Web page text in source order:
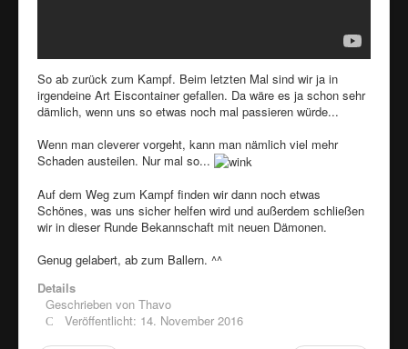
So ab zurück zum Kampf. Beim letzten Mal sind wir ja in
irgendeine Art Eiscontainer gefallen. Da wäre es ja schon sehr
dämlich, wenn uns so etwas noch mal passieren würde...
Wenn man cleverer vorgeht, kann man nämlich viel mehr
Schaden austeilen. Nur mal so...
Auf dem Weg zum Kampf finden wir dann noch etwas
Schönes, was uns sicher helfen wird und außerdem schließen
wir in dieser Runde Bekannschaft mit neuen Dämonen.
Genug gelabert, ab zum Ballern. ^^
Details
Geschrieben von Thavo
Veröffentlicht: 14. November 2016